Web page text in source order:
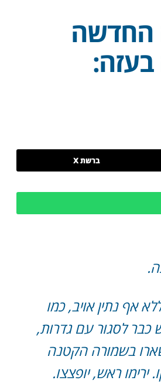
החדשה
ברשת X
אף נתין אויב, כמו
כבר לסגור עם גדרות,
בשמורה הקטנה
ראש, יופצצו.